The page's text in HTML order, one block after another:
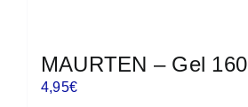
MAURTEN – Gel 160
4,95€